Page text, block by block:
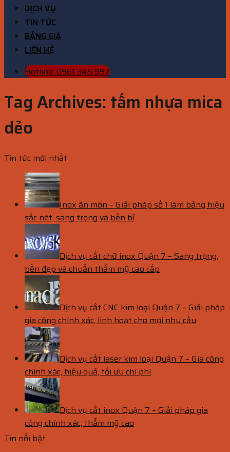
DỊCH VỤ
TIN TỨC
BẢNG GIÁ
LIÊN HỆ
Hotline: 0961 345 997
Tag Archives: tấm nhựa mica
dẻo
Tin tức mới nhất
Inox ăn mòn – Giải pháp số 1 làm bảng hiệu
sắc nét, sang trọng và bền bỉ
Dịch vụ cắt chữ inox Quận 7 – Sang trọng,
bền đẹp và chuẩn thẩm mỹ cao cấp
Dịch vụ cắt CNC kim loại Quận 7 – Giải pháp
gia công chính xác, linh hoạt cho mọi nhu cầu
Dịch vụ cắt laser kim loại Quận 7 – Gia công
chính xác, hiệu quả, tối ưu chi phí
Dịch vụ cắt inox Quận 7 – Giải pháp gia
công chính xác, thẩm mỹ cao
Tin nổi bật